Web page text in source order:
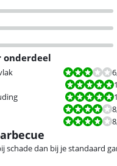
onderdeel
schade dan bij je standaard